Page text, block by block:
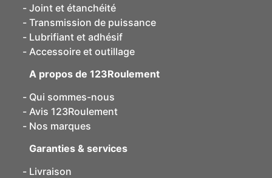
Joint et étanchéité
Transmission de puissance
Lubrifiant et adhésif
Accessoire et outillage
A propos de 123Roulement
Qui sommes-nous
Avis 123Roulement
Nos marques
Garanties & services
Livraison